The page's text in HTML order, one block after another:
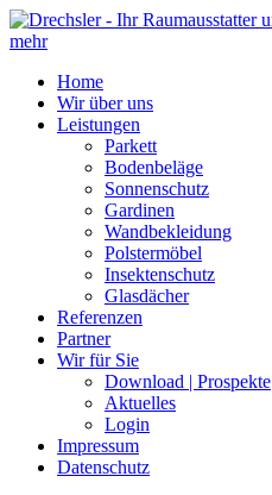
Home
Wir über uns
Leistungen
Parkett
Bodenbeläge
Sonnenschutz
Gardinen
Wandbekleidung
Polstermöbel
Insektenschutz
Glasdächer
Referenzen
Partner
Wir für Sie
Download | Prospekte
Aktuelles
Login
Impressum
Datenschutz